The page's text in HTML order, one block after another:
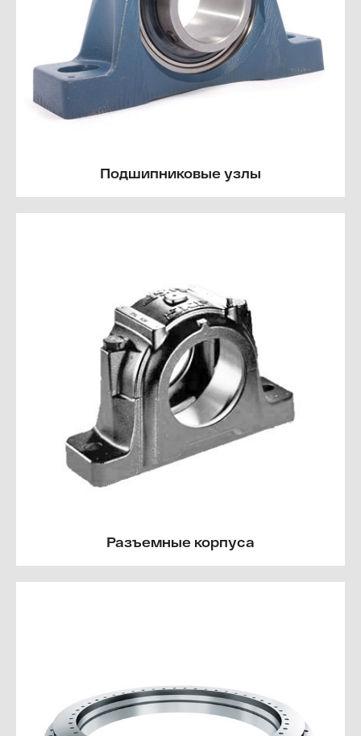
Подшипниковые узлы
Разъемные корпуса